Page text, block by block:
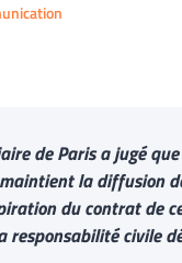
de Paris a jugé que
la diffusion
du contrat de
responsabilité civile